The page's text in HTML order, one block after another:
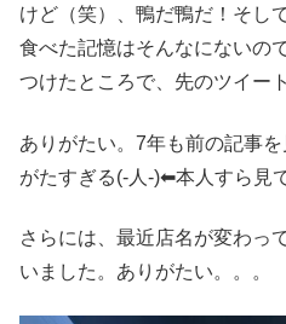
けど（笑）、鴨だ鴨だ！そし
食べた記憶はそんなにないの
つけたところで、先のツイート
ありがたい。7年も前の記事
がたすぎる(-人-)⬅︎本人すら見
さらには、最近店名が変わっ
いました。ありがたい。。。